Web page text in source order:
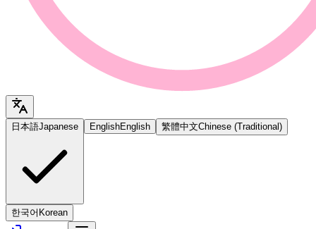
日本語Japanese EnglishEnglish 繁體中文Chinese (Traditional)
한국어 Korean